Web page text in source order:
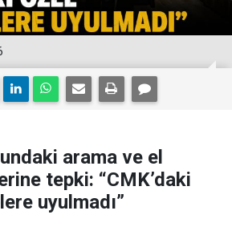
arama ve el
tepki: “CMK’daki
uyulmadı”